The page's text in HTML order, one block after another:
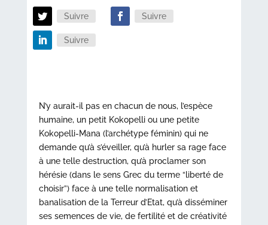
Suivre Suivre
Suivre
N’y aurait-il pas en chacun de nous, l’espèce
humaine, un petit Kokopelli ou une petite
Kokopelli-Mana (l’archétype féminin) qui ne
demande qu’à s’éveiller, qu’à hurler sa rage face
à une telle destruction, qu’à proclamer son
hérésie (dans le sens Grec du terme “liberté de
choisir”) face à une telle normalisation et
banalisation de la Terreur d’Etat, qu’à disséminer
ses semences de vie, de fertilité et de créativité